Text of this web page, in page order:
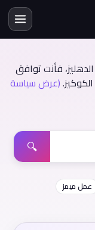
فأنت توافق
(عرض سياسة
🔍
عمل ميمز